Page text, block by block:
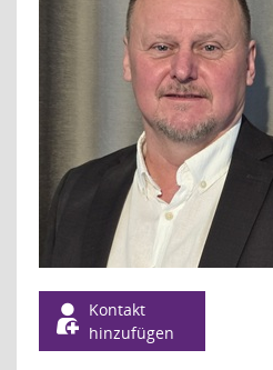
Kontakt
hinzufügen